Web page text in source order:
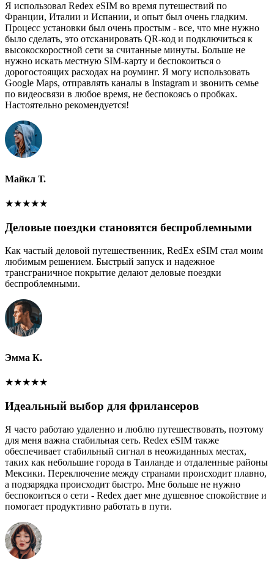
Я использовал Redex eSIM во время путешествий по
Франции, Италии и Испании, и опыт был очень гладким.
Процесс установки был очень простым - все, что мне нужно
было сделать, это отсканировать QR-код и подключиться к
высокоскоростной сети за считанные минуты. Больше не
нужно искать местную SIM-карту и беспокоиться о
дорогостоящих расходах на роуминг. Я могу использовать
Google Maps, отправлять каналы в Instagram и звонить семье
по видеосвязи в любое время, не беспокоясь о пробках.
Настоятельно рекомендуется!
Майкл Т.
★★★★★
Деловые поездки становятся беспроблемными
Как частый деловой путешественник, RedEx eSIM стал моим
любимым решением. Быстрый запуск и надежное
трансграничное покрытие делают деловые поездки
беспроблемными.
Эмма К.
★★★★★
Идеальный выбор для фрилансеров
Я часто работаю удаленно и люблю путешествовать, поэтому
для меня важна стабильная сеть. Redex eSIM также
обеспечивает стабильный сигнал в неожиданных местах,
таких как небольшие города в Таиланде и отдаленные районы
Мексики. Переключение между странами происходит плавно,
а подзарядка происходит быстро. Мне больше не нужно
беспокоиться о сети - Redex дает мне душевное спокойствие и
помогает продуктивно работать в пути.